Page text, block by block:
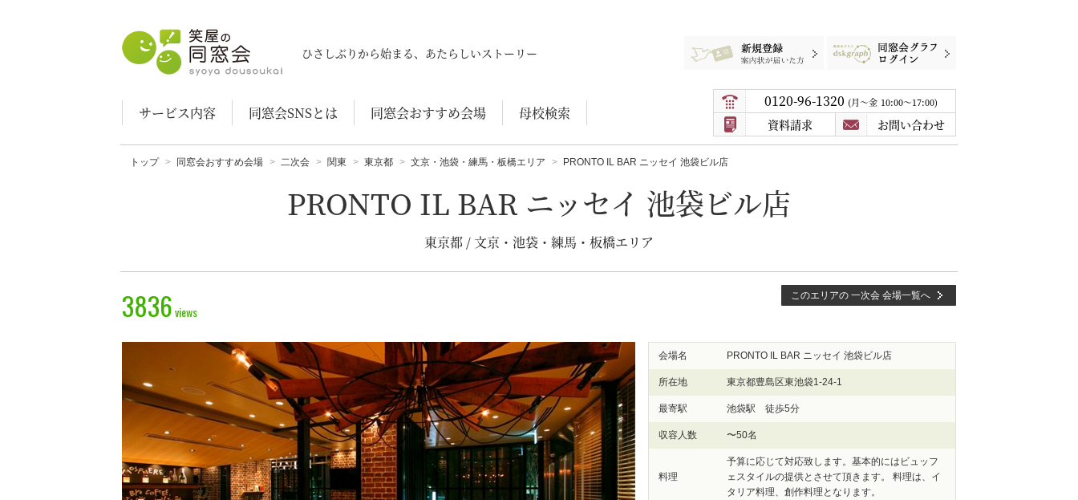
笑屋の同窓会
ひさしぶりから始まる、あたらしいストーリー
案内状が届いた方 同窓会グラフログイン
サービス内容 同窓会SNSとは 同窓会おすすめ会場 母校検索
0120-96-1320 月〜金 10:00～17:00
資料請求 お問い合わせ
トップ 同窓会おすすめ会場 二次会 関東 東京都 文京・池袋・練馬・板橋エリア PRONTO IL BAR ニッセイ 池袋ビル店
PRONTO IL BAR ニッセイ 池袋ビル店
東京都 / 文京・池袋・練馬・板橋エリア
3836views
このエリアの 一次会 会場一覧へ
会場名 PRONTO IL BAR ニッセイ 池袋ビル店
所在地 東京都豊島区東池袋1-24-1
最寄駅 池袋駅 徒歩5分
収容人数 〜50名
料理
予算に応じて対応致します。基本的にはビュッフ
ェスタイルの提供とさせて頂きます。 料理は、イ
タリア料理、創作料理となります。